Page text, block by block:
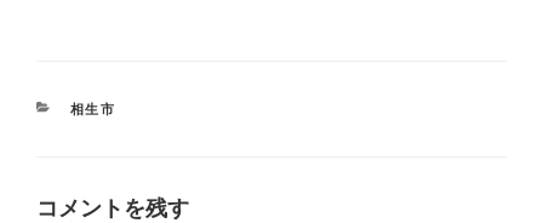
カ
相生市
コメントを残す